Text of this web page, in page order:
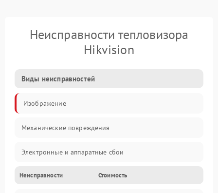
Неисправности тепловизора
Hikvision
Виды неисправностей
Изображение
Механические повреждения
Электронные и аппаратные сбои
Неисправности сенсора и оптики
Неисправности Стоимость